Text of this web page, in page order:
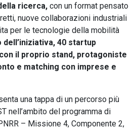
ricerca, con un format pensato
nuove collaborazioni industriali
per le tecnologie della mobilità
40 startup
il proprio stand, protagoniste
e matching con imprese e
una tappa di un percorso più
nell’ambito del programma di
– Missione 4, Componente 2,